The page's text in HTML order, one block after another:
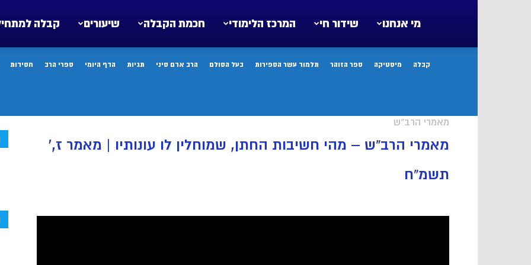
קבלה שיעורים חכמת הקבלה המרכז הלימודי שידור חי מי אנחנו
קבלה מיסטיקה ספר הזוהר תלמוד עשר הספירות בעל הסולם הרב אדם סיני תגיות הדף היומי ספרי הרב חסידות
מאמרי הרב"ש
מאמרי הרב”ש – מהי חשיבות החתן, שמוחלין לו עונותיו | מאמר ז,’
תשמ”ח